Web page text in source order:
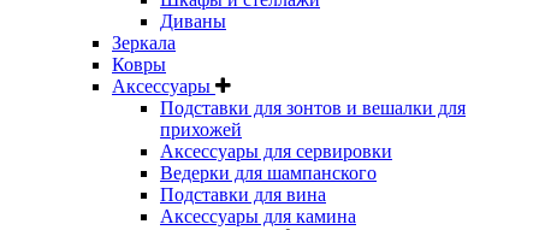
Диваны
Зеркала
Ковры
Аксессуары
Подставки для зонтов и вешалки для
прихожей
Аксессуары для сервировки
Ведерки для шампанского
Подставки для вина
Аксессуары для камина